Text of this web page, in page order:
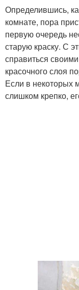
Определившись,
комнате, пора
первую очередь
старую краску. С
справиться
красочного слоя
Если в некоторых
слишком крепко,